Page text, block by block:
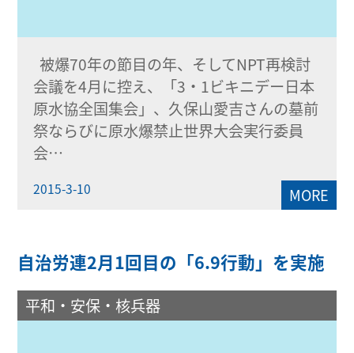
被爆70年の節目の年、そしてNPT再検討
会議を4月に控え、「3・1ビキニデー日本
原水協全国集会」、久保山愛吉さんの墓前
祭ならびに原水爆禁止世界大会実行委員
会…
2015-3-10 MORE
自治労連2月1回目の「6.9行動」を実施
平和・安保・核兵器